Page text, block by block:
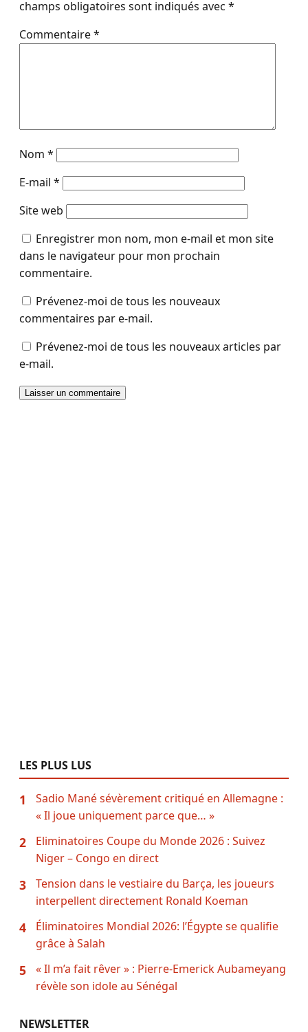
champs obligatoires sont indiqués avec *
Commentaire*
Nom *
E-mail *
Site web
Enregistrer mon nom, mon e-mail et mon site
dans le navigateur pour mon prochain
commentaire.
Prévenez-moi de tous les nouveaux
commentaires par e-mail.
Prévenez-moi de tous les nouveaux articles par
e-mail.
LES PLUS LUS
1
Sadio Mané sévèrement critiqué en Allemagne :
« Il joue uniquement parce que… »
2
Eliminatoires Coupe du Monde 2026 : Suivez
Niger – Congo en direct
3
Tension dans le vestiaire du Barça, les joueurs
interpellent directement Ronald Koeman
4
Éliminatoires Mondial 2026: l’Égypte se qualifie
grâce à Salah
5
« Il m’a fait rêver » : Pierre-Emerick Aubameyang
révèle son idole au Sénégal
NEWSLETTER